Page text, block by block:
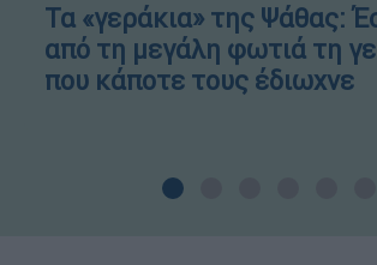
Τα «γεράκια» της Ψάθας:
από τη μεγάλη φωτιά τη
που κάποτε τους έδιωχνε